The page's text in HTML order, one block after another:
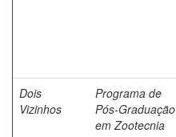
Dois
Vizinhos
Programa de
Pós-Graduação
em Zootecnia